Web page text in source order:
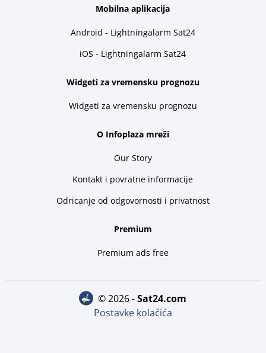
Mobilna aplikacija
Android - Lightningalarm Sat24
iOS - Lightningalarm Sat24
Widgeti za vremensku prognozu
Widgeti za vremensku prognozu
O Infoplaza mreži
Our Story
Kontakt i povratne informacije
Odricanje od odgovornosti i privatnost
Premium
Premium ads free
© 2026 - sat24.com
Postavke kolačića